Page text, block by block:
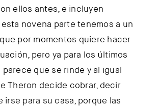
ellos antes, e incluyen
novena parte tenemos a un
por momentos quiere hacer
pero ya para los últimos
que se rinde y al igual
Theron decide cobrar, decir
irse para su casa, porque las